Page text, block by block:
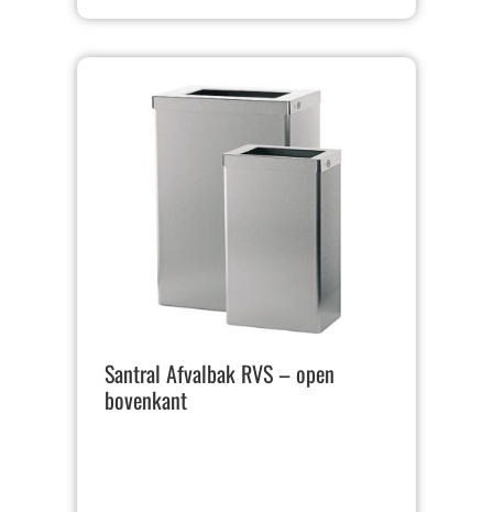
Santral Afvalbak RVS – open
bovenkant